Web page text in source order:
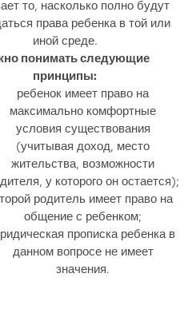
то, насколько полно будут
права ребенка в той или
иной среде.
понимать следующие
принципы:
ребенок имеет право на
максимально комфортные
условия существования
(учитывая доход, место
жительства, возможности
у которого он остается);
родитель имеет право на
общение с ребенком;
прописка ребенка в
данном вопросе не имеет
значения.